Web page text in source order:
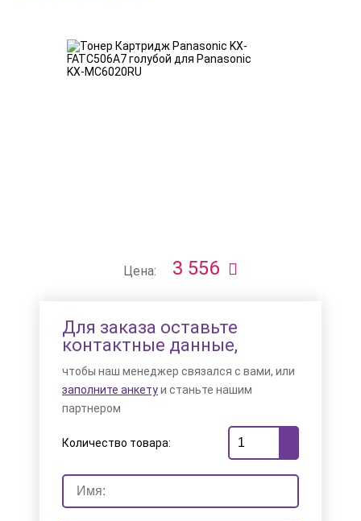
Цена: 3 556
Для заказа оставьте
контактные данные,
чтобы наш менеджер связался с вами, или
заполните анкетуи станьте нашим
партнером
Количество товара: